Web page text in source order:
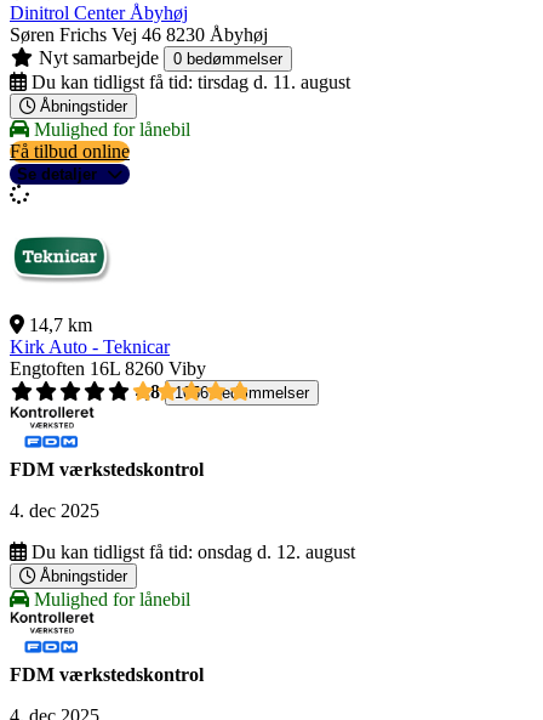
Dinitrol Center Åbyhøj
Søren Frichs Vej 46 8230 Åbyhøj
Nyt samarbejde
0 bedømmelser
Du kan tidligst få tid: tirsdag d. 11. august
Åbningstider
Mulighed for lånebil
Få tilbud online
Se detaljer
14,7 km
Kirk Auto - Teknicar
Engtoften 16L 8260 Viby
4,8
1056 bedømmelser
FDM værkstedskontrol
4. dec 2025
Du kan tidligst få tid: onsdag d. 12. august
Åbningstider
Mulighed for lånebil
FDM værkstedskontrol